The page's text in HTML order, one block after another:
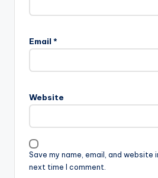
Email *
Website
Save my name, email, and
next time I comment.